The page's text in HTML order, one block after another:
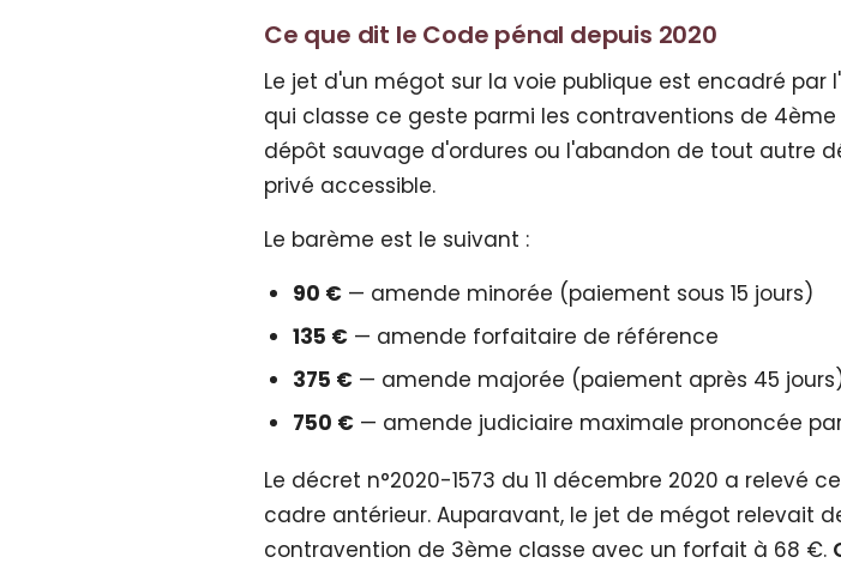
Ce que dit le Code pénal depuis 2020
Le jet d'un mégot sur la voie publique est encadré par l'
qui classe ce geste parmi les contraventions de
dépôt sauvage d'ordures ou l'abandon de tout autre
privé accessible.
Le barème est le suivant :
90 € — amende minorée (paiement sous 15 jours)
135 € — amende forfaitaire de référence
375 € — amende majorée (paiement après 45
750 € — amende judiciaire maximale prononcée
Le décret n°2020-1573 du 11 décembre 2020 a relevé
cadre antérieur. Auparavant, le jet de mégot relevait
contravention de 3ème classe avec un forfait à 68 €.